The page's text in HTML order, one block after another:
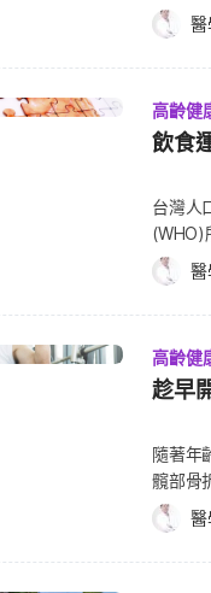
活。因
察過去
但有些
大 孤
社會的
歷了數
帶來身體和心理健
變成
比肥胖
維持跟朋友家人的親
休等同
覺得自
情。 退休的前幾個月因處在蜜月效應(Honeymoon effect)中，大部分人會覺得很放
鬆和
識到自
卡緊動起來）
論年齡
肉量的
我們體
酮
蒙的水平，也
善肌少症的3種居家療
練身體
縮。力
肉大小
肉群，
指導。 充分的熱量與蛋白質：熱量和蛋白質攝取不足的話，會導致體重減輕和肌肉
量下降
白質
世界骨
家中
庭的
疾病奮
長輩是
史。萬
在心，
可以強
簡單動作： 想像您的身體想排尿，而您同時做憋尿
時間去
患者控
為有年
助他減
暸解更
醫
高齡健
飲食
台灣人
(WHO)
病率，需要政
有失智
億
灣的失
茲海默
阿茲海
醫
高齡健
趁早
隨著年
髖部骨
重量
重訓的
醫